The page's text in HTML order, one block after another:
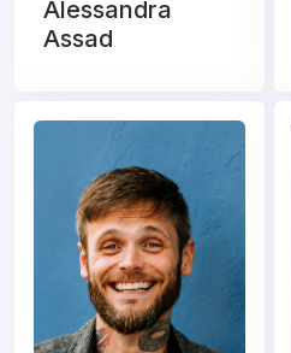
Alessandra
Assad